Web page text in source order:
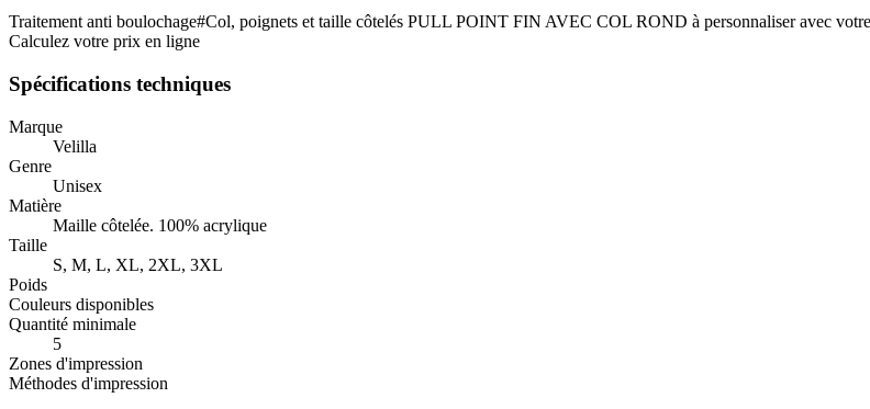
Traitement anti boulochage#Col, poignets et taille côtelés PULL POINT FIN AVEC COL ROND à personnaliser avec
Calculez votre prix en ligne
Spécifications techniques
Marque
Velilla
Genre
Unisex
Matière
Maille côtelée. 100% acrylique
Taille
S, M, L, XL, 2XL, 3XL
Poids
Couleurs disponibles
Quantité minimale
5
Zones d'impression
Méthodes d'impression